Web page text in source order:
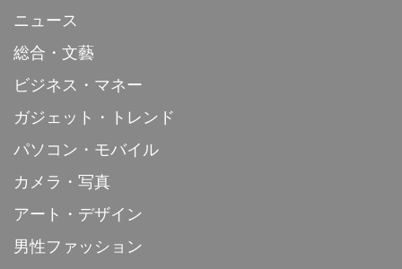
ニュース
総合・文藝
ビジネス・マネー
ガジェット・トレンド
パソコン・モバイル
カメラ・写真
アート・デザイン
男性ファッション